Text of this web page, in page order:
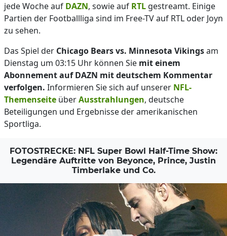
jede Woche auf DAZN, sowie auf RTL gestreamt. Einige
Partien der Footballliga sind im Free-TV auf RTL oder Joyn
zu sehen.
Das Spiel der Chicago Bears vs. Minnesota Vikingsam
Dienstag um 03:15 Uhr können Sie mit einem
Abonnement auf DAZN mit deutschem Kommentar
verfolgen. Informieren Sie sich auf unserer NFL-
Themenseite überAusstrahlungen, deutsche
Beteiligungen und Ergebnisse der amerikanischen
Sportliga.
FOTOSTRECKE: NFL Super Bowl Half-Time Show:
Legendäre Auftritte von Beyonce, Prince, Justin
Timberlake und Co.